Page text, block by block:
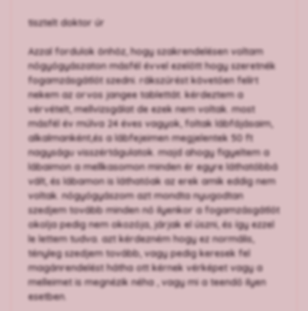
tisztelt doktor úr
Azzal fordulok önhöz, hogy szakrendelésen voltam
nőgyógyászaton másfél évvel ezelőtt hogy szeretnék
fogamzásgátlót szedni. rákszűrést követően felírt
nekem az orvos jangee tablettát. kérdeztem a
vérvételt, mellvizsgálat de ezek nem voltak. most
másfél év múlva 24 éves vagyok, foltak lábfájásaim,
alkalmanként,és a lábfejeimen megjelentek 50 ft
nagyságu visszértágulatok. majd ahogy figyeltem a
lábaimon a mellkasomon minden ér egyre láthatóbbá
vált, és lábamon is láthatóak az erek amik eddig nem
voltak. nőgyógyászom azt mondta nyugodtan
szedjem tovább minden nő ilyenkor a fogamzásgátlót
okolja pedig nem okozója, járjak el úszni, és így ezzel
le lettem tudva. azt kérdezném hogy ez normális,
tényleg szedjem tovább, vagy pedig keresek fel
magánrendelést hátha ott kérnek vérképet vagy a
melleimet is megnézik néha , vagy mi a teendő ilyen
esetben.